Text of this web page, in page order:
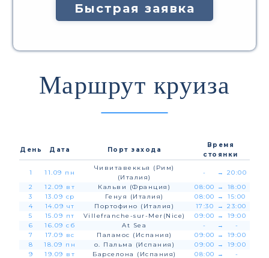
Быстрая заявка
Маршрут круиза
День Дата Порт захода
Время
стоянки
1 11.09 пн
Чивитавеккья (Рим)
(Италия)
- →
20:00
2
12.09 вт Кальви (Франция) 08:00 →
18:00
3
13.09 ср Генуя (Италия) 08:00 →
15:00
4
14.09 чт Портофино (Италия) 17:30 →
23:00
5
15.09 пт Villefranche-sur-Mer(Nice) 09:00 →
19:00
6
16.09 сб At Sea - →
-
7
17.09 вс Паламос (Испания) 09:00 →
19:00
8
18.09 пн о. Пальма (Испания) 09:00 →
19:00
9
19.09 вт Барселона (Испания) 08:00 → -